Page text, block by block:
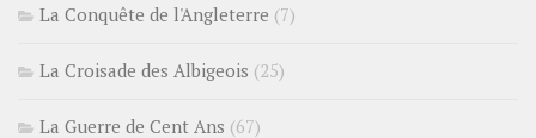
La Conquête de l'Angleterre (7)
La Croisade des Albigeois (25)
La Guerre de Cent Ans (67)